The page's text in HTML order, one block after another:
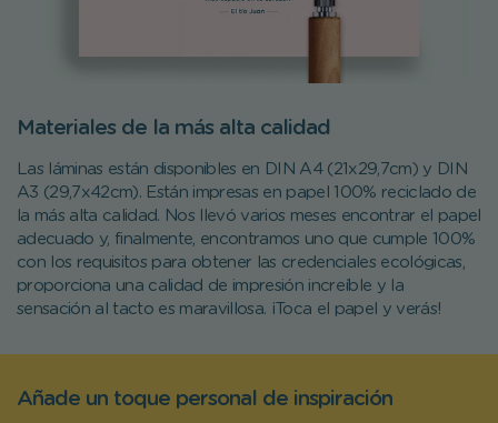
Materiales de la más alta calidad
Las láminas están disponibles en DIN A4 (21x29,7cm) y DIN
A3 (29,7x42cm). Están impresas en papel 100% reciclado de
la más alta calidad. Nos llevó varios meses encontrar el papel
adecuado y, finalmente, encontramos uno que cumple 100%
con los requisitos para obtener las credenciales ecológicas,
proporciona una calidad de impresión increíble y la
sensación al tacto es maravillosa. ¡Toca el papel y verás!
Añade un toque personal de inspiración